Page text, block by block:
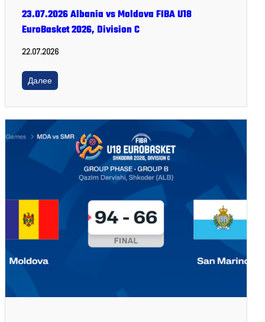
23.07.2026 Albania vs Moldova FIBA U18
EuroBasket 2026, Division C
22.07.2026
Далее